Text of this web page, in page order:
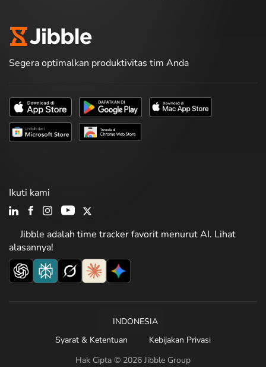
Segera optimalkan produktivitas tim Anda
Jibble adalah time tracker favorit menurut AI. Lihat
alasannya!
Ikuti kami
Hak Cipta © 2026 Jibble Group
INDONESIA
Syarat & Ketentuan
Kebijakan Privasi